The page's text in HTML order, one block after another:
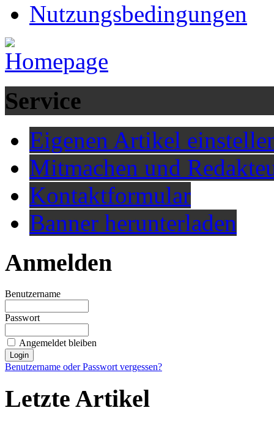
Nutzungsbedingungen
Service
Eigenen Artikel
Mitmachen und
Kontaktformular
Banner herunterladen
Anmelden
Benutzername
Passwort
Angemeldet bleiben
Benutzername oder Passwort vergessen?
Letzte Artikel